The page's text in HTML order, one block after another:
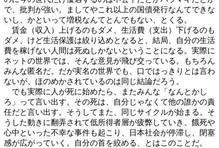
で、批判が強い。ましてやこれ以上の国債発行なんてできな
いし、かといって増税なんてとんでもない、とくる。
賃金（収入）上げるのもダメ、生活費（支出）下げるのも
ダメ、けど生活保護は絞り込めとなると、結局、自分の生活
費を稼げない人間は死ぬしかないということになる。実際に
ネットの世界では、そんな意見が飛び交っている。もちろん
みんな匿名だ。だが実名の世界でも、口ではっきりとは言わ
ないが、ほのめかされているのは同じ結論だろう。
でも実際に人が死に始めたら、またみんな「なんとかし
ろ」って言い出す。その死は、自分じゃなくて他の誰かの責
任だと言い出す。そうしてまた、同じサイクルが始まる。そ
うした動きに翻弄されて低所得者層が疲弊していき、餓死や
心中といった不幸な事件も起こり、日本社会が停滞し、閉塞
感が広がっていく。自分の首を絞める、とはこのことだ。